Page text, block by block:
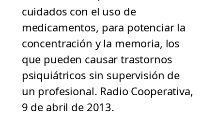
cuidados con el uso de
medicamentos, para potenciar la
concentración y la memoria, los
que pueden causar trastornos
psiquiátricos sin supervisión de
un profesional. Radio Cooperativa,
9 de abril de 2013.